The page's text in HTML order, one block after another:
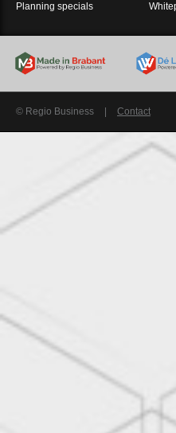
Planning specials
© Regio Business Contact